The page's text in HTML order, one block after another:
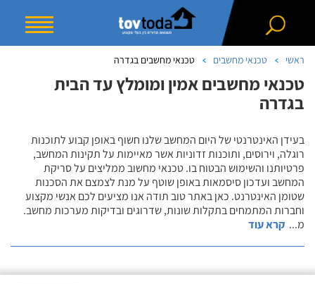
ראשי טכנאי מחשבים טכנאי מחשבים בגדרה
טכנאי מחשבים אמין ומומלץ עד הבית
בגדרה
בעידן האינטרנטי של היום המחשב שלנו חשוף באופן קבוע לתוכנות
רוגלה, וירוסים, ותוכנות זדוניות אשר מאיימות על תקינות המחשב,
פרטיותנו והשימוש הבטוח בו. טכנאי מחשוב ממליצים על סריקת
המחשב ועדכון סיסמאות באופן שוטף על מנת לצמצם את הסכנות
שטומן האינטרנט. כאן באתר טוב תודה אנו מציעים לכם אנשי מקצוע
וחברות המתמחים בתקלות שונות, שדרוגים ובדיקות מערכות מחשב.
מ... קרא עוד